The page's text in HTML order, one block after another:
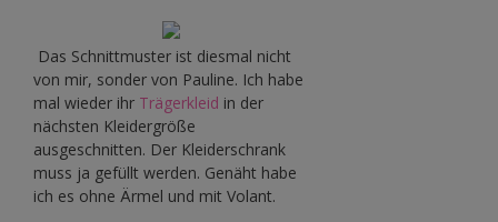
Das Schnittmuster ist diesmal nicht
von mir, sonder von Pauline. Ich habe
mal wieder ihr Trägerkleid in der
nächsten Kleidergröße
ausgeschnitten. Der Kleiderschrank
muss ja gefüllt werden. Genäht habe
ich es ohne Ärmel und mit Volant.